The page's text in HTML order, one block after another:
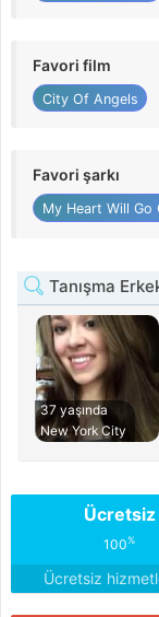
Favori film
City Of Angels
Favori şarkı
My Heart Will Go
Tanışma
37 yaşında
New York City
Ücretsiz
100%
Ücretsiz